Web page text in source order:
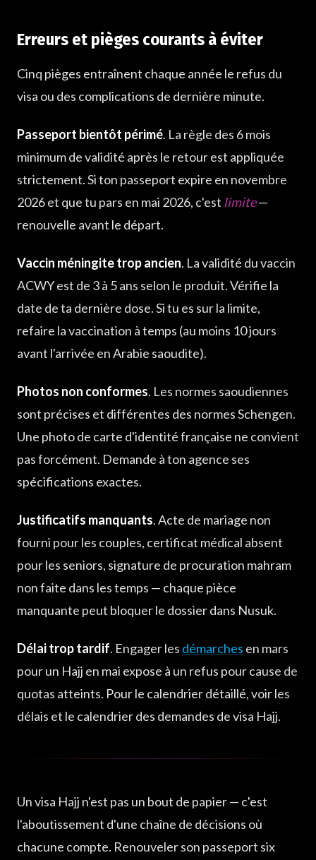
Erreurs et pièges courants à éviter
Cinq pièges entraînent chaque année le refus du
visa ou des complications de dernière minute.
Passeport bientôt périmé. La règle des 6 mois
minimum de validité après le retour est appliquée
strictement. Si ton passeport expire en novembre
2026 et que tu pars en mai 2026, c'est limite—
renouvelle avant le départ.
Vaccin méningite trop ancien. La validité du vaccin
ACWY est de 3 à 5 ans selon le produit. Vérifie la
date de ta dernière dose. Si tu es sur la limite,
refaire la vaccination à temps (au moins 10 jours
avant l'arrivée en Arabie saoudite).
Photos non conformes. Les normes saoudiennes
sont précises et différentes des normes Schengen.
Une photo de carte d'identité française ne convient
pas forcément. Demande à ton agence ses
spécifications exactes.
Justificatifs manquants. Acte de mariage non
fourni pour les couples, certificat médical absent
pour les seniors, signature de procuration mahram
non faite dans les temps — chaque pièce
manquante peut bloquer le dossier dans Nusuk.
Délai trop tardif. Engager les démarches en mars
pour un Hajj en mai expose à un refus pour cause de
quotas atteints. Pour le calendrier détaillé, voir les
délais et le calendrier des demandes de visa Hajj.
Un visa Hajj n'est pas un bout de papier — c'est
l'aboutissement d'une chaîne de décisions où
chacune compte. Renouveler son passeport six